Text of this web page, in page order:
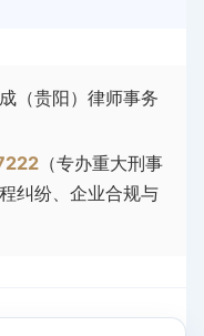
（贵阳）律师事务
（专办重大刑事
纠纷、企业合规与